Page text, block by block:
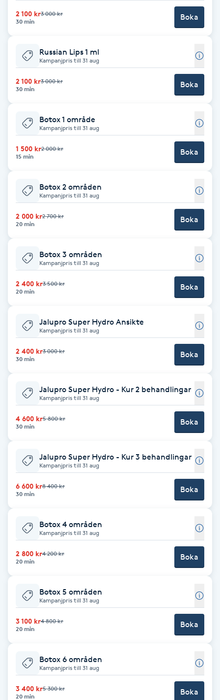
Eyeliner-tatuering
Faceliftmassage
Fet hårbotten
Fettreducering
Fibromassage
Fillers
Fotmassage
Fotsvamp
Fotvård
Fransar
Fransborttagning
Fransförlängning
Fransförlängning Volym
Fransk manikyr
Friskvård
Friskvårdsmassage
Frisör
Funktionsanalys
2 100 kr3 000 kr
30 min
Boka
Russian Lips 1 ml
Kampanjpris till 31 aug
2 100 kr3 000 kr
30 min
Boka
Botox 1 område
Kampanjpris till 31 aug
1 500 kr2 000 kr
15 min
Boka
Botox 2 områden
Kampanjpris till 31 aug
2 000 kr2 700 kr
20 min
Boka
Botox 3 områden
Kampanjpris till 31 aug
2 400 kr3 500 kr
20 min
Boka
Jalupro Super Hydro Ansikte
Kampanjpris till 31 aug
2 400 kr3 000 kr
30 min
Boka
Jalupro Super Hydro - Kur 2 behandlingar
Kampanjpris till 31 aug
4 600 kr5 800 kr
30 min
Boka
Jalupro Super Hydro - Kur 3 behandlingar
Kampanjpris till 31 aug
6 600 kr8 400 kr
30 min
Boka
Botox 4 områden
Kampanjpris till 31 aug
2 800 kr4 200 kr
20 min
Boka
Botox 5 områden
Kampanjpris till 31 aug
3 100 kr4 800 kr
20 min
Boka
Botox 6 områden
Kampanjpris till 31 aug
3 400 kr5 300 kr
20 min
Boka